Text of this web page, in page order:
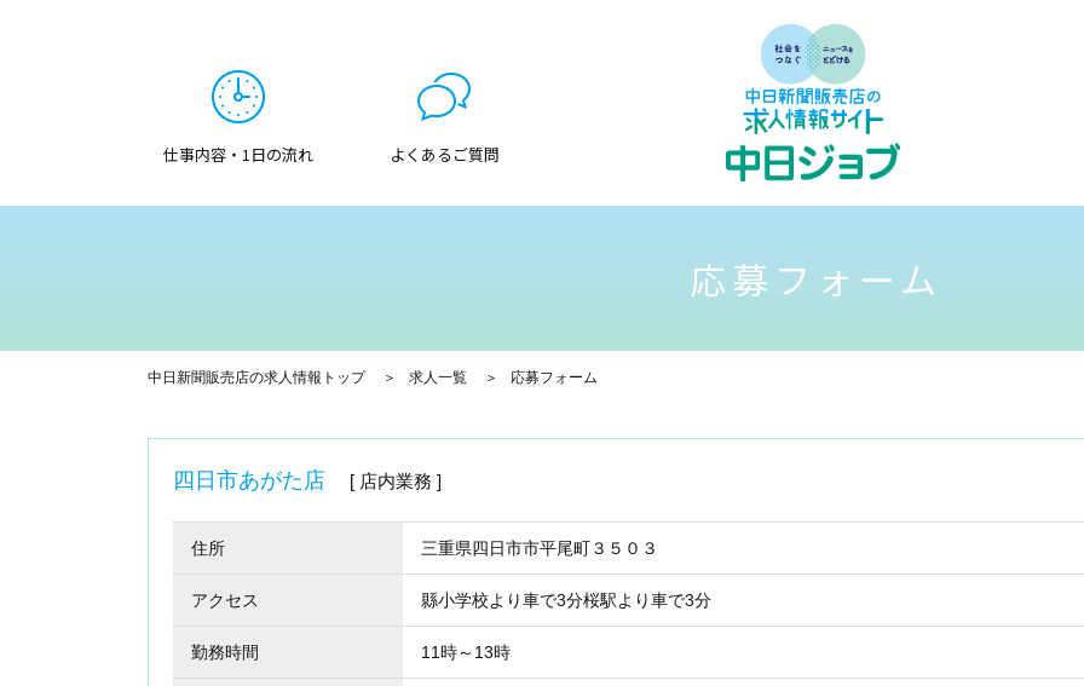
仕事内容・1日の流れ よくあるご質問
応募フォーム
中日新聞販売店の求人情報トップ 求人一覧 応募フォーム
四日市あがた店 店内業務
住所 三重県四日市市平尾町３５０３
アクセス 縣小学校より車で3分桜駅より車で3分
勤務時間 11時～13時